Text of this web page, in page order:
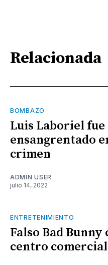
Relacionada
BOMBAZO
Luis Laboriel fue
ensangrentado
crimen
ADMIN USER
julio 14, 2022
ENTRETENIMIENTO
Falso Bad Bunny
centro comercial